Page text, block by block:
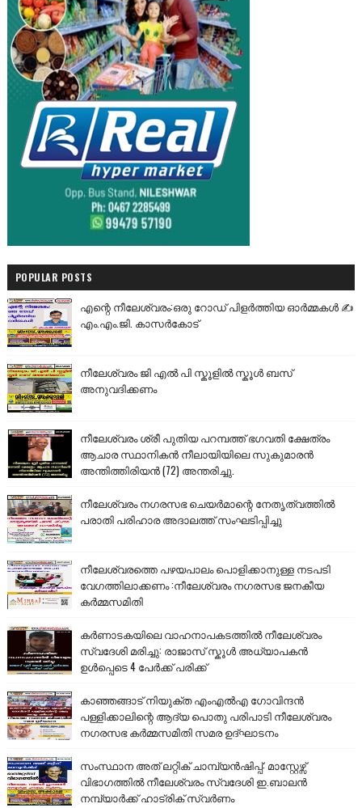
POPULAR POSTS
എന്റെ നീലേശ്വരം:ഒരു റോഡ് പിളർത്തിയ ഓർമ്മകൾ ✍️
എം.എം.ജി. കാസർകോട്
നീലേശ്വരം ജി എൽ പി സ്കൂളിൽ സ്കൂൾ ബസ്
അനുവദിക്കണം
നീലേശ്വരം ശ്രീ പുതിയ പറമ്പത്ത് ഭഗവതി ക്ഷേത്രം
ആചാര സ്ഥാനികൻ നീലായിയിലെ സുകുമാരൻ
അന്തിത്തിരിയൻ (72) അന്തരിച്ചു.
നീലേശ്വരം നഗരസഭ ചെയർമാന്റെ നേതൃത്വത്തിൽ
പരാതി പരിഹാര അദാലത്ത് സംഘടിപ്പിച്ചു
നീലേശ്വരത്തെ പഴയപാലം പൊളിക്കാനുള്ള നടപടി
വേഗത്തിലാക്കണം :നീലേശ്വരം നഗരസഭ ജനകീയ
കർമ്മസമിതി
കർണാടകയിലെ വാഹനാപകടത്തിൽ നീലേശ്വരം
സ്വദേശി മരിച്ചു: രാജാസ് സ്കൂൾ അധ്യാപകൻ
ഉൾപ്പെടെ 4 പേർക്ക് പരിക്ക്
കാഞ്ഞങ്ങാട് നിയുക്ത എംഎൽഎ ഗോവിന്ദൻ
പള്ളിക്കാലിന്റെ ആദ്യ പൊതു പരിപാടി നീലേശ്വരം
നഗരസഭ കർമ്മസമിതി സമര ഉദ്ഘാടനം
സംസ്ഥാന അത് ലറ്റിക് ചാമ്പ്യൻഷിപ്പ്: മാസ്റ്റേഴ്സ്
വിഭാഗത്തിൽ നീലേശ്വരം സ്വദേശി ഇ.ബാലൻ
നമ്പ്യാർക്ക് ഹാട്രിക് സ്വർണം